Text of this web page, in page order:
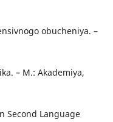
obucheniya. –
– M.: Akademiya,
Second Language